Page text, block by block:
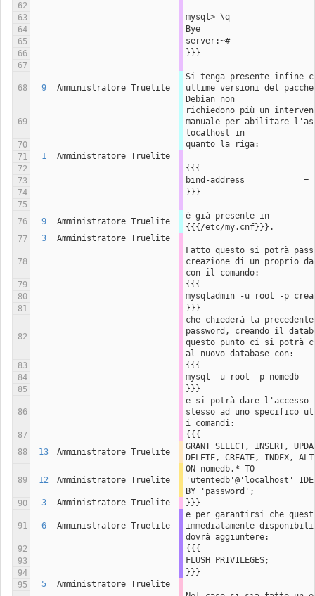
62
63
mysql> \q
64
Bye
65
server:~#
66
}}}
67
68 9 Amministratore Truelite
Si tenga presente infine
ultime versioni del
Debian non
69
richiedono più un
manuale per abilitare
localhost in
70
quanto la riga:
71
1
Amministratore Truelite
72
{{{
73
bind-address            =
74
}}}
75
76
9 Amministratore Truelite
è già presente in
{{{/etc/my.cnf}}}.
77
3 Amministratore Truelite
78
Fatto questo si potrà
creazione di un proprio
con il comando:
79
{{{
80
mysqladmin -u root -p
81
}}}
82
che chiederà la precedente
password, creando il
questo punto ci si potrà
al nuovo database con:
83
{{{
84
mysql -u root -p nomedb
85
}}}
86
e si potrà dare l'accesso
stesso ad uno specifico
i comandi:
87
{{{
88
13 Amministratore Truelite
GRANT SELECT, INSERT,
DELETE, CREATE, INDEX,
89 12 Amministratore Truelite
ON nomedb.* TO
'utentedb'@'localhost'
BY 'password';
90
3 Amministratore Truelite }}}
91 6 Amministratore Truelite
e per garantirsi che
immediatamente
dovrà aggiuntere:
92
{{{
93
FLUSH PRIVILEGES;
94
}}}
95
5
Amministratore Truelite